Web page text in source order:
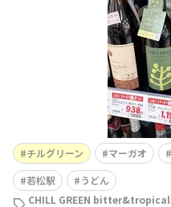
チルグリーン マーガオ
若松駅
うどん
CHILL GREEN bitter&tropical